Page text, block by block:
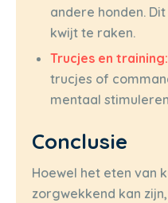
andere honden.
kwijt te raken.
Trucjes en training:
trucjes of
mentaal
Conclusie
Hoewel het eten van
zorgwekkend kan